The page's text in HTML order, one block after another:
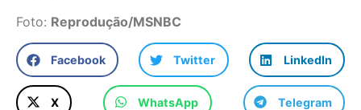
Foto: Reprodução/MSNBC
Facebook Twitter LinkedIn
X WhatsApp Telegram